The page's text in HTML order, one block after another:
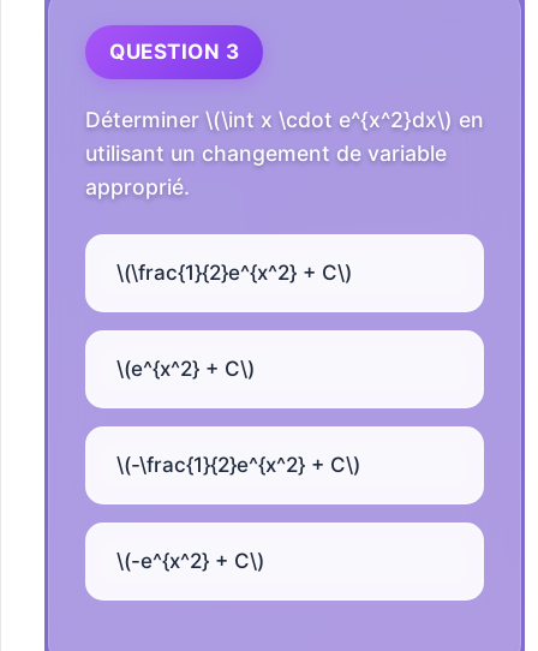
QUESTION 3
Déterminer \(\int x \cdot e^{x^2}dx\) en
utilisant un changement de variable
approprié.
\(\frac{1}{2}e^{x^2} + C\)
\(e^{x^2} + C\)
\(-\frac{1}{2}e^{x^2} + C\)
\(-e^{x^2} + C\)